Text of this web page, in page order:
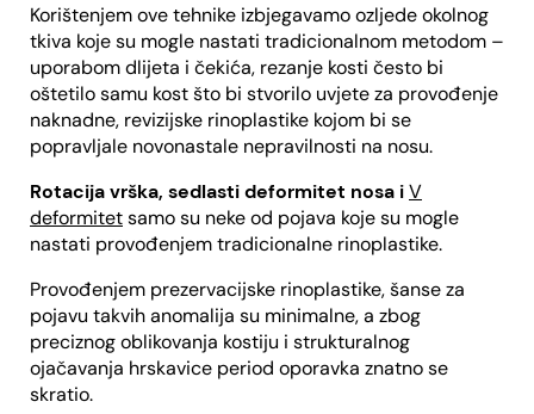
Korištenjem ove tehnike izbjegavamo ozljede okolnog
tkiva koje su mogle nastati tradicionalnom metodom –
uporabom dlijeta i čekića, rezanje kosti često bi
oštetilo samu kost što bi stvorilo uvjete za provođenje
naknadne, revizijske rinoplastike kojom bi se
popravljale novonastale nepravilnosti na nosu.
Rotacija vrška, sedlasti deformitet nosa iV
deformitetsamo su neke od pojava koje su mogle
nastati provođenjem tradicionalne rinoplastike.
Provođenjem prezervacijske rinoplastike, šanse za
pojavu takvih anomalija su minimalne, a zbog
preciznog oblikovanja kostiju i strukturalnog
ojačavanja hrskavice period oporavka znatno se
skratio.